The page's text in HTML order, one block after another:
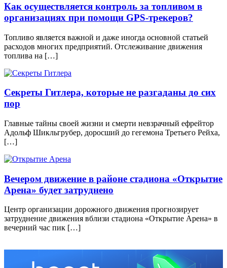
Как осуществляется контроль за топливом в
организациях при помощи GPS-трекеров?
Топливо является важной и даже иногда основной статьей
расходов многих предприятий. Отслеживание движения
топлива на […]
Секреты Гитлера, которые не разгаданы до сих
пор
Главные тайны своей жизни и смерти невзрачный ефрейтор
Адольф Шикльгрубер, доросший до гегемона Третьего Рейха,
[…]
Вечером движение в районе стадиона «Открытие
Арена» будет затруднено
Центр организации дорожного движения прогнозирует
затруднение движения вблизи стадиона «Открытие Арена» в
вечерний час пик […]